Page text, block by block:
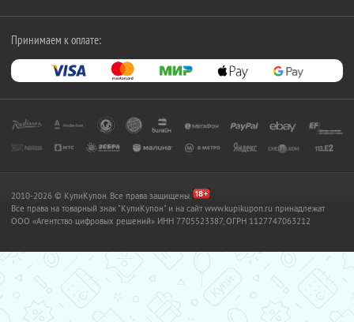
Принимаем к оплате:
2010-2026 © КупиКупон. Все права защищены.
Все права на товарный знак "КупиКупон" и на сайт www.kupikupon.ru принадлежат
OOO «Агентство цифровых решений» ИНН 7705523387, ОГРН 1127747063212